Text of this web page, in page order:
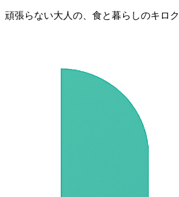
頑張らない大人の、食と暮らしのキロク